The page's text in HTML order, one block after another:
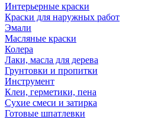
Интерьерные краски
Краски для наружных работ
Эмали
Масляные краски
Колера
Лаки, масла для дерева
Грунтовки и пропитки
Инструмент
Клеи, герметики, пена
Сухие смеси и затирка
Готовые шпатлевки